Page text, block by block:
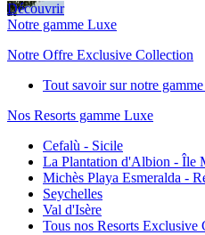
Découvrir
Notre gamme Luxe
Notre Offre Exclusive Collection
Tout savoir sur notre
Nos Resorts gamme Luxe
Cefalù - Sicile
La Plantation d'Albion - Île
Michès Playa Esmeralda -
Seychelles
Val d'Isère
Tous nos Resorts Exclusive